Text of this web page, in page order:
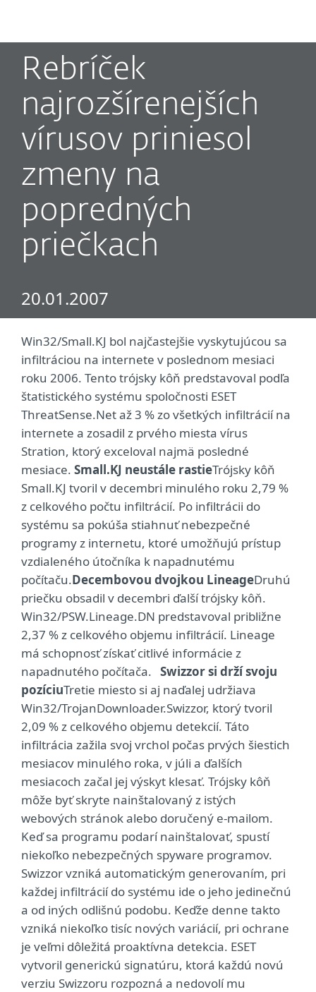
Rebríček
najrozšírenejších
vírusov priniesol
zmeny na
popredných
priečkach
20.01.2007
Win32/Small.KJ bol najčastejšie vyskytujúcou sa
infiltráciou na internete v poslednom mesiaci
roku 2006. Tento trójsky kôň predstavoval podľa
štatistického systému spoločnosti ESET
ThreatSense.Net až 3 % zo všetkých infiltrácií na
internete a zosadil z prvého miesta vírus
Stration, ktorý exceloval najmä posledné
mesiace. Small.KJ neustále rastieTrójsky kôň
Small.KJ tvoril v decembri minulého roku 2,79 %
z celkového počtu infiltrácií. Po infiltrácii do
systému sa pokúša stiahnuť nebezpečné
programy z internetu, ktoré umožňujú prístup
vzdialeného útočníka k napadnutému
počítaču.Decembovou dvojkou LineageDruhú
priečku obsadil v decembri ďalší trójsky kôň.
Win32/PSW.Lineage.DN predstavoval približne
2,37 % z celkového objemu infiltrácií. Lineage
má schopnosť získať citlivé informácie z
napadnutého počítača. Swizzor si drží svoju
pozíciuTretie miesto si aj naďalej udržiava
Win32/TrojanDownloader.Swizzor, ktorý tvoril
2,09 % z celkového objemu detekcií. Táto
infiltrácia zažila svoj vrchol počas prvých šiestich
mesiacov minulého roka, v júli a ďalších
mesiacoch začal jej výskyt klesať. Trójsky kôň
môže byť skryte nainštalovaný z istých
webových stránok alebo doručený e-mailom.
Keď sa programu podarí nainštalovať, spustí
niekoľko nebezpečných spyware programov.
Swizzor vzniká automatickým generovaním, pri
každej infiltrácií do systému ide o jeho jedinečnú
a od iných odlišnú podobu. Keďže denne takto
vzniká niekoľko tisíc nových variácií, pri ochrane
je veľmi dôležitá proaktívna detekcia. ESET
vytvoril generickú signatúru, ktorá každú novú
verziu Swizzoru rozpozná a nedovolí mu